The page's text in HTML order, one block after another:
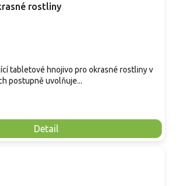
rostliny
Detail
tabletové hnojivo pro okrasné rostliny v
postupně uvolňuje...